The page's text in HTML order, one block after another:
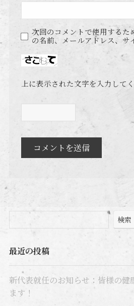
次回のコメントで使用するた
の名前、メールアドレス、サ
上に表示された文字を入力してく
検索
最近の投稿
新代表就任のお知らせ：皆様の健
ます！